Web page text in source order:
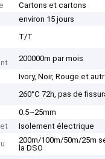
Cartons et cartons
environ 15 jours
T/T
200000m par mois
Ivory, Noir, Rouge et
260°C 72h, pas de
0.5~25mm
Isolement électrique
200m/100m/50m/25m
la DSO